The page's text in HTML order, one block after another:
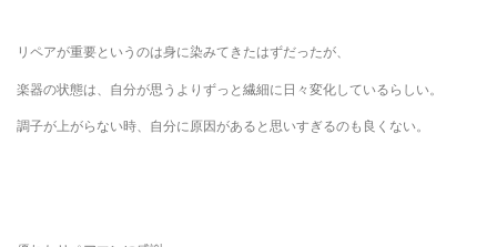
リペアが重要というのは身に染みてきたはずだったが、
楽器の状態は、自分が思うよりずっと繊細に日々変化しているらしい。
調子が上がらない時、自分に原因があると思いすぎるのも良くない。